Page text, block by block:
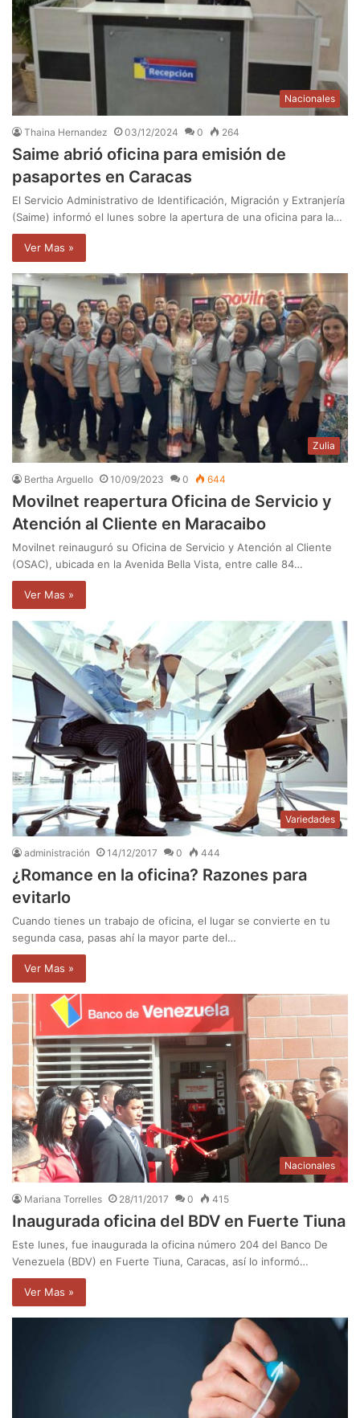
Nacionales
Thaina Hernandez 03/12/2024 0 264
Saime abrió oficina para emisión de
pasaportes en Caracas
El Servicio Administrativo de Identificación, Migración y Extranjería
(Saime) informó el lunes sobre la apertura de una oficina para la…
Ver Mas »
Zulia
Bertha Arguello 10/09/2023 0 644
Movilnet reapertura Oficina de Servicio y
Atención al Cliente en Maracaibo
Movilnet reinauguró su Oficina de Servicio y Atención al Cliente
(OSAC), ubicada en la Avenida Bella Vista, entre calle 84…
Ver Mas »
Variedades
administración 14/12/2017 0 444
¿Romance en la oficina? Razones para
evitarlo
Cuando tienes un trabajo de oficina, el lugar se convierte en tu
segunda casa, pasas ahí la mayor parte del…
Ver Mas »
Nacionales
Mariana Torrelles 28/11/2017 0 415
Inaugurada oficina del BDV en Fuerte Tiuna
Este lunes, fue inaugurada la oficina número 204 del Banco De
Venezuela (BDV) en Fuerte Tiuna, Caracas, así lo informó…
Ver Mas »